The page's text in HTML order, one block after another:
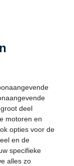
deel
motoren en
opties voor de
en de
specifieke
alles zo